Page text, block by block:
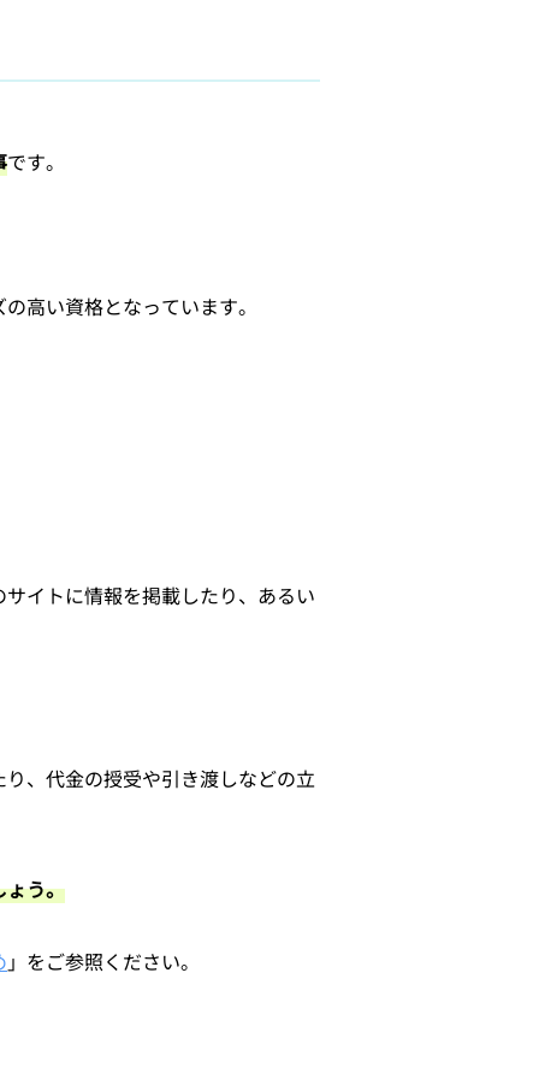
です。
高い資格となっています。
イトに情報を掲載したり、あるい
、代金の授受や引き渡しなどの立
ょう。
」をご参照ください。